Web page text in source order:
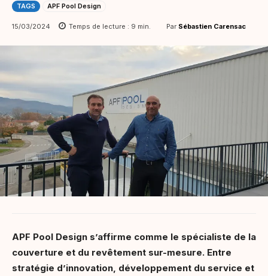
TAGS APF Pool Design
15/03/2024 Temps de lecture : 9 min. Par Sébastien Carensac
APF Pool Design s’affirme comme le spécialiste de la
couverture et du revêtement sur-mesure. Entre
stratégie d’innovation, développement du service et